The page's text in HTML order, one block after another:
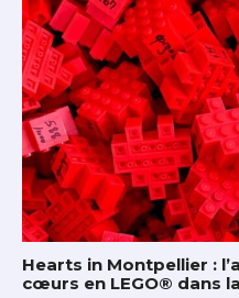
Hearts in Montpellier :
cœurs en LEGO® dans